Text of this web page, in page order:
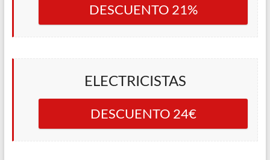
DESCUENTO 21%
ELECTRICISTAS
DESCUENTO 24€